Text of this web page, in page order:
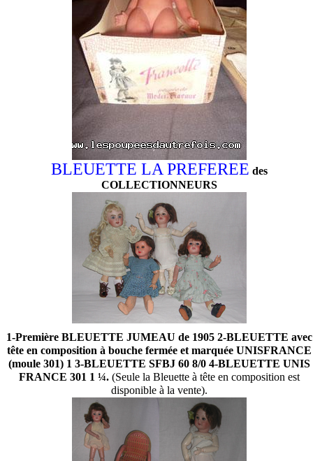
BLEUETTE LA PREFEREE des
COLLECTIONNEURS
1-Première BLEUETTE JUMEAU de 1905 2-BLEUETTE avec
tête en composition à bouche fermée et marquée UNISFRANCE
(moule 301) 1 3-BLEUETTE SFBJ 60 8/0 4-BLEUETTE UNIS
FRANCE 301 1 ¼. (Seule la Bleuette à tête en composition est
disponible à la vente).